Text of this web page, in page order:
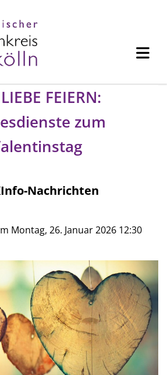
FEIERN:
zum
Nachrichten
Montag, 26. Januar 2026 12:30